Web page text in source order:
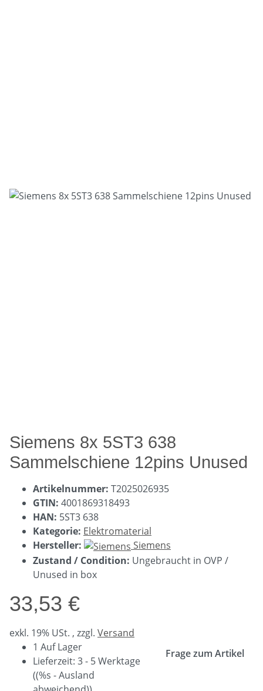
Siemens 8x 5ST3 638
Sammelschiene 12pins Unused
Artikelnummer: T2025026935
GTIN: 4001869318493
HAN: 5ST3 638
Kategorie: Elektromaterial
Hersteller:
Siemens
Zustand / Condition: Ungebraucht in OVP /
Unused in box
33,53 €
exkl. 19% USt. , zzgl. Versand
1 Auf Lager
Lieferzeit: 3 - 5 Werktage
((%s - Ausland
Frage zum Artikel